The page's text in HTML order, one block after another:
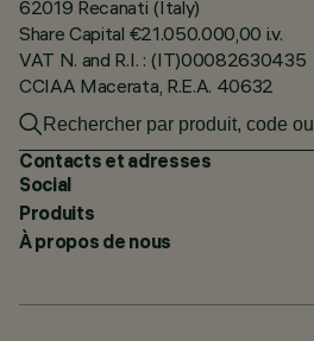
62019 Recanati (Italy)
Share Capital €21.050.000,00 i.v.
VAT N. and R.I. : (IT)00082630435
CCIAA Macerata, R.E.A. 40632
Contacts et adresses
Social
Produits
À propos de nous